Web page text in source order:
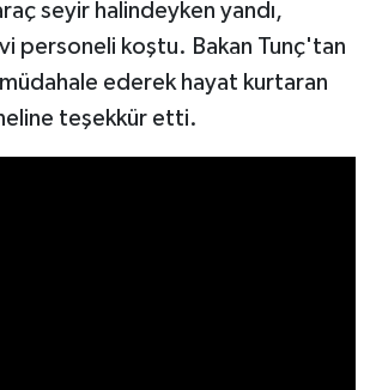
seyir halindeyken yandı,
personeli koştu. Bakan Tunç'tan
müdahale ederek hayat kurtaran
teşekkür etti.